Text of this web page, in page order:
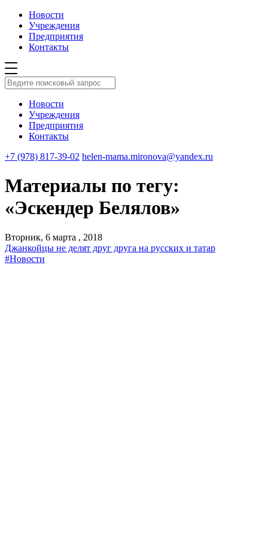
Новости
Учреждения
Предприятия
Контакты
Новости
Учреждения
Предприятия
Контакты
+7 (978) 817-39-02 helen-mama.mironova@yandex.ru
Материалы по тегу:
«Эскендер Белялов»
Вторник, 6 марта , 2018
Джанкойцы не делят друг друга на русских и татар
#Новости